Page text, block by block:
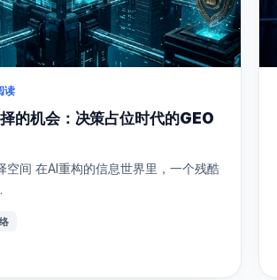
读
的机会：决策占位时代的GEO
空间 在AI重构的信息世界里，一个残酷